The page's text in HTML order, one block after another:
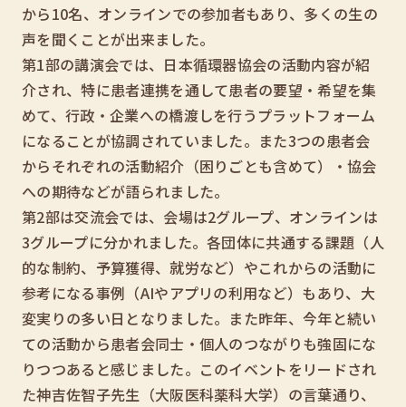
から10名、オンラインでの参加者もあり、多くの生の
声を聞くことが出来ました。
第1部の講演会では、日本循環器協会の活動内容が紹
介され、特に患者連携を通して患者の要望・希望を集
めて、行政・企業への橋渡しを行うプラットフォーム
になることが協調されていました。また3つの患者会
からそれぞれの活動紹介（困りごとも含めて）・協会
への期待などが語られました。
第2部は交流会では、会場は2グループ、オンラインは
3グループに分かれました。各団体に共通する課題（人
的な制約、予算獲得、就労など）やこれからの活動に
参考になる事例（AIやアプリの利用など）もあり、大
変実りの多い日となりました。また昨年、今年と続い
ての活動から患者会同士・個人のつながりも強固にな
りつつあると感じました。このイベントをリードされ
た神吉佐智子先生（大阪医科薬科大学）の言葉通り、